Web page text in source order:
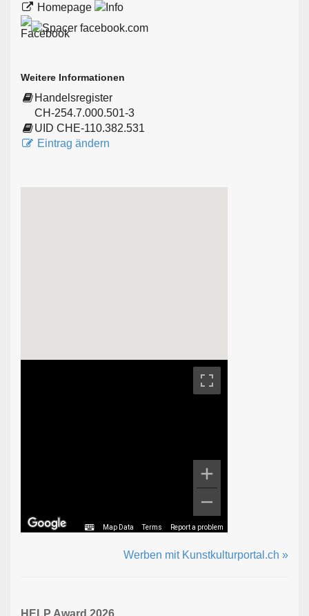
Homepage
facebook.com
Weitere Informationen
Handelsregister
CH-254.7.000.501-3
UID CHE-110.382.531
Eintrag ändern
Map Data Terms Report a problem
Werben mit Kunstkulturportal.ch »